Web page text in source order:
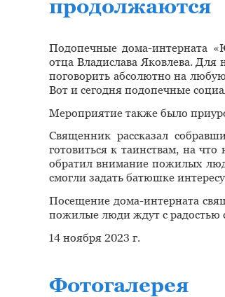
продолжаются
Подопечные дома-интерната
отца Владислава Яковлева.
поговорить абсолютно на
Вот и сегодня подопечные
Мероприятие также было
Священник рассказал
готовиться к таинствам, на
обратил внимание пожилых
смогли задать батюшке
Посещение дома-интерната
пожилые люди ждут с радостью
14 ноября 2023 г.
Фотогалерея